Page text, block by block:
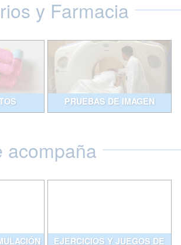
y Farmacia
PRUEBAS DE IMAGEN
acompaña
EJERCICIOS Y JUEGOS DE